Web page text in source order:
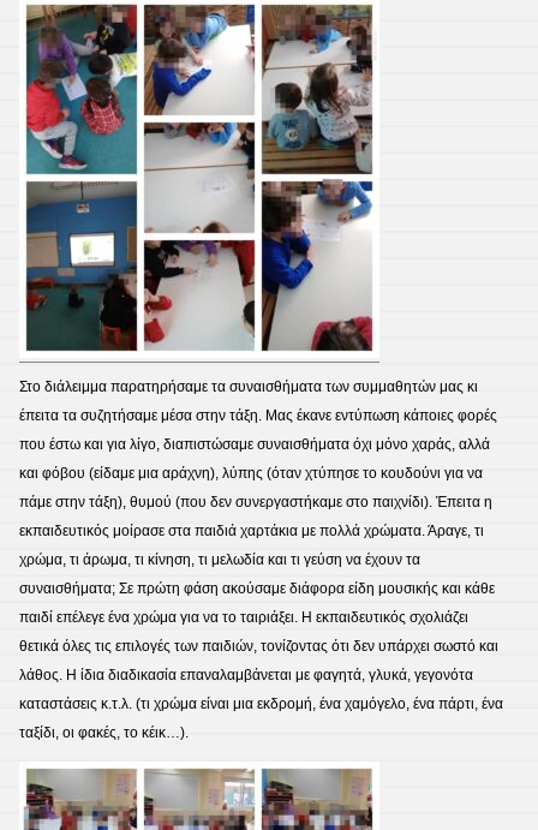
Στο διάλειμμα παρατηρήσαμε τα συναισθήματα των συμμαθητών μας κι
έπειτα τα συζητήσαμε μέσα στην τάξη. Μας έκανε εντύπωση κάποιες φορές
που έστω και για λίγο, διαπιστώσαμε συναισθήματα όχι μόνο χαράς, αλλά
και φόβου (είδαμε μια αράχνη), λύπης (όταν χτύπησε το κουδούνι για να
πάμε στην τάξη), θυμού (που δεν συνεργαστήκαμε στο παιχνίδι). Έπειτα η
εκπαιδευτικός μοίρασε στα παιδιά χαρτάκια με πολλά χρώματα. Άραγε, τι
χρώμα, τι άρωμα, τι κίνηση, τι μελωδία και τι γεύση να έχουν τα
συναισθήματα; Σε πρώτη φάση ακούσαμε διάφορα είδη μουσικής και κάθε
παιδί επέλεγε ένα χρώμα για να το ταιριάξει. Η εκπαιδευτικός σχολιάζει
θετικά όλες τις επιλογές των παιδιών, τονίζοντας ότι δεν υπάρχει σωστό και
λάθος. Η ίδια διαδικασία επαναλαμβάνεται με φαγητά, γλυκά, γεγονότα
καταστάσεις κ.τ.λ. (τι χρώμα είναι μια εκδρομή, ένα χαμόγελο, ένα πάρτι, ένα
ταξίδι, οι φακές, το κέικ…).